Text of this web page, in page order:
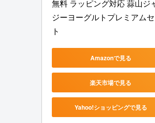
無料 ラッピング対応 蒜山ジ
ジーヨーグルトプレミアム
ト
Amazonで見る
楽天市場で見る
Yahoo!ショッピングで見る